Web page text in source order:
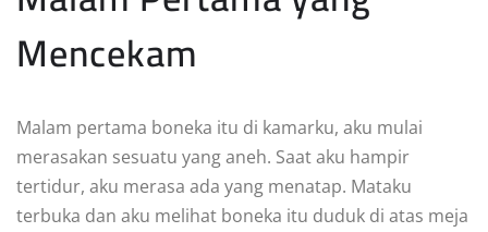
Mencekam
Malam pertama boneka itu di kamarku, aku mulai
merasakan sesuatu yang aneh. Saat aku hampir
tertidur, aku merasa ada yang menatap. Mataku
terbuka dan aku melihat boneka itu duduk di atas meja